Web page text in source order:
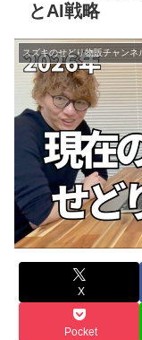
とAI戦略
スズキのせどり物販チャンネ
X
Pocket